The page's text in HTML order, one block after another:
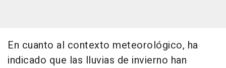
En cuanto al contexto meteorológico, ha
indicado que las lluvias de invierno han